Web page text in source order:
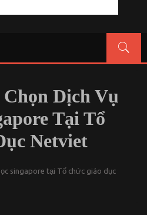
TẾ QUỐC DÂN
Chọn Dịch Vụ
Tại Tổ
Netviet
singapore tại Tổ chức giáo dục